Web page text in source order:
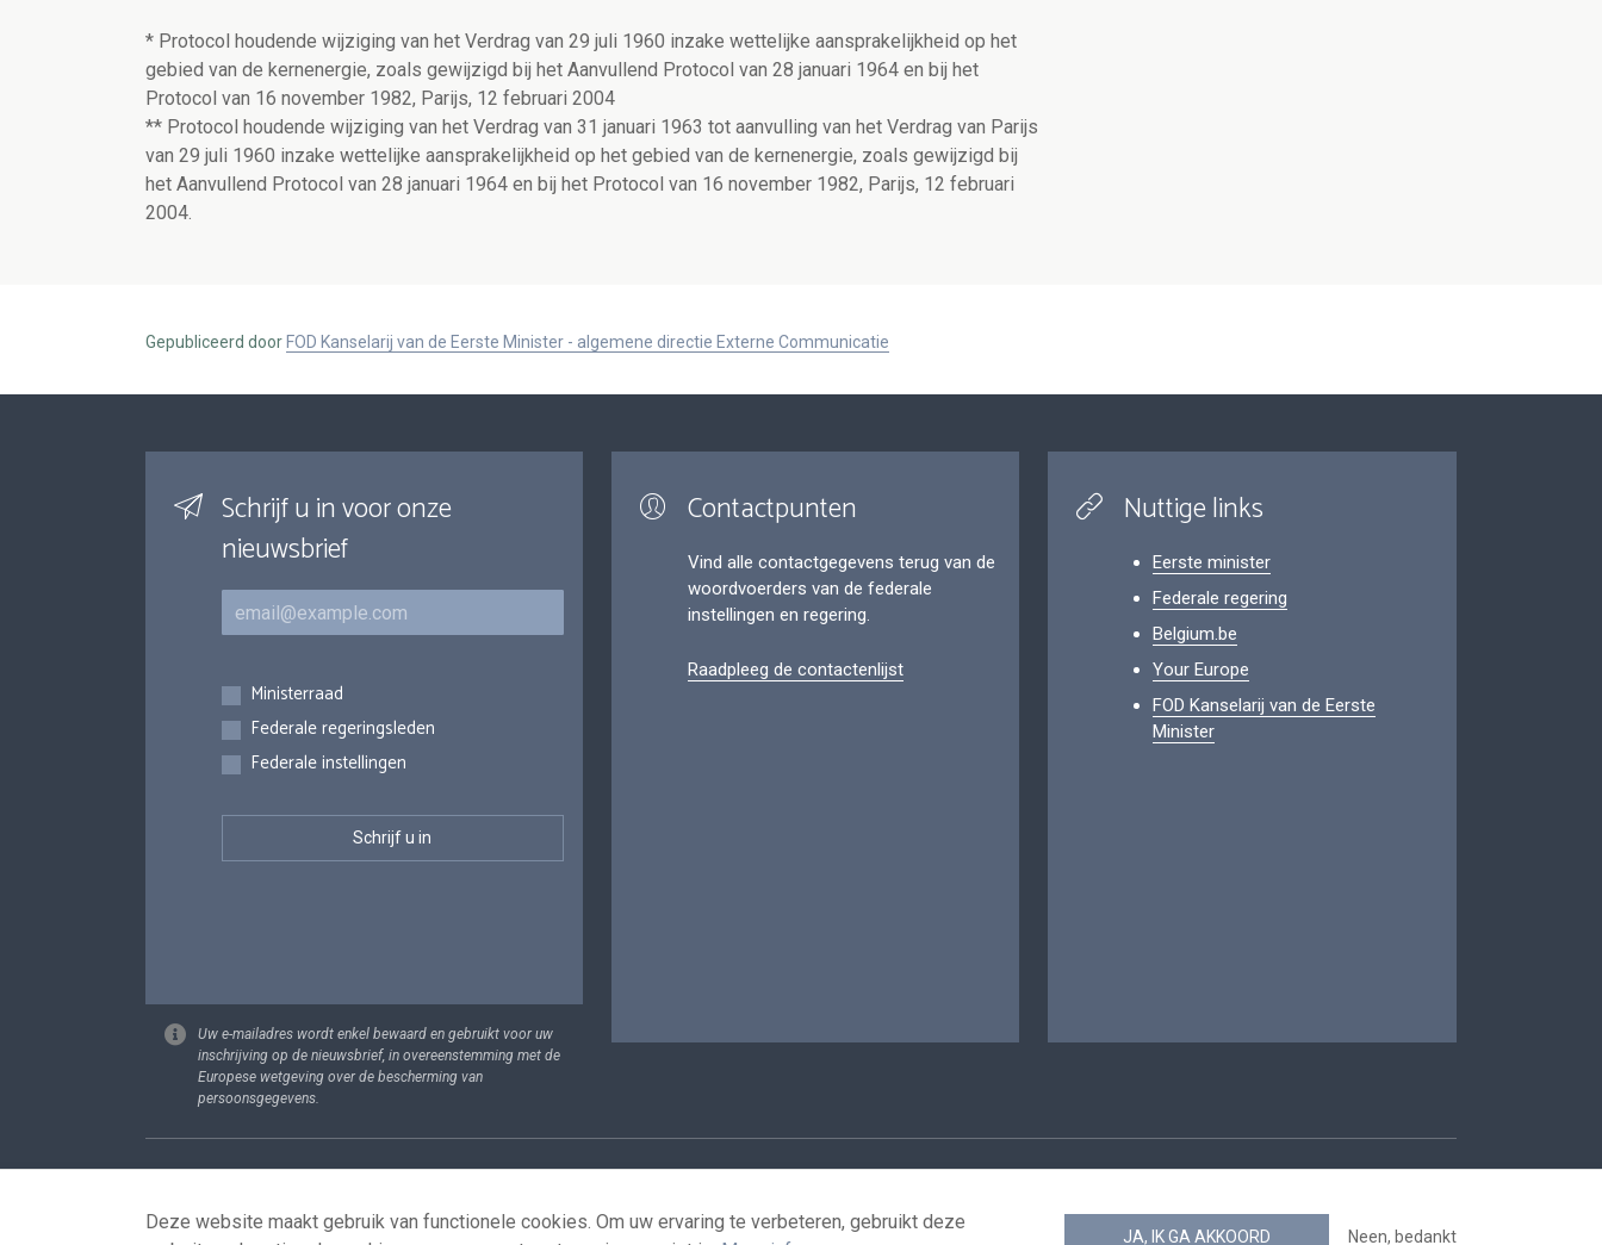
* Protocol houdende wijziging van het Verdrag van 29 juli 1960 inzake wettelijke aansprakelijkheid op het
gebied van de kernenergie, zoals gewijzigd bij het Aanvullend Protocol van 28 januari 1964 en bij het
Protocol van 16 november 1982, Parijs, 12 februari 2004
** Protocol houdende wijziging van het Verdrag van 31 januari 1963 tot aanvulling van het Verdrag van Parijs
van 29 juli 1960 inzake wettelijke aansprakelijkheid op het gebied van de kernenergie, zoals gewijzigd bij
het Aanvullend Protocol van 28 januari 1964 en bij het Protocol van 16 november 1982, Parijs, 12 februari
2004.
Gepubliceerd door FOD Kanselarij van de Eerste Minister - algemene directie Externe Communicatie
Schrijf u in voor onze
nieuwsbrief
E-mail
Inschrijvingen
Ministerraad
Federale regeringsleden
Federale instellingen
Uw e-mailadres wordt enkel bewaard en gebruikt voor uw
inschrijving op de nieuwsbrief, in overeenstemming met de
Europese wetgeving over de bescherming van
persoonsgegevens.
Contactpunten
Vind alle contactgegevens terug van de
woordvoerders van de federale
instellingen en regering.
Raadpleeg de contactenlijst
Nuttige links
Eerste minister
Federale regering
Belgium.be
Your Europe
FOD Kanselarij van de Eerste
Minister
Footer
Deze website maakt gebruik van functionele cookies. Om uw ervaring te verbeteren, gebruikt deze
JA, IK GA AKKOORD Neen, bedankt